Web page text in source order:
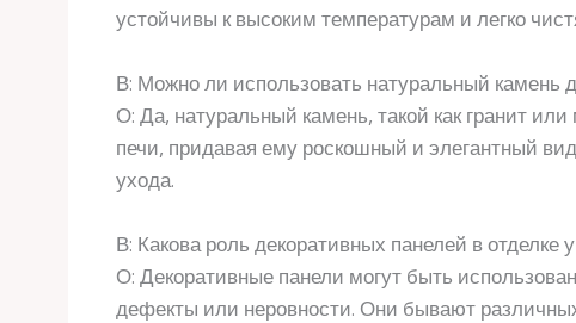
устойчивы к высоким температурам и легко
В: Можно ли использовать натуральный камень
О: Да, натуральный камень, такой как гранит
печи, придавая ему роскошный и элегантный
ухода.
В: Какова роль декоративных панелей в отделке
О: Декоративные панели могут быть
дефекты или неровности. Они бывают